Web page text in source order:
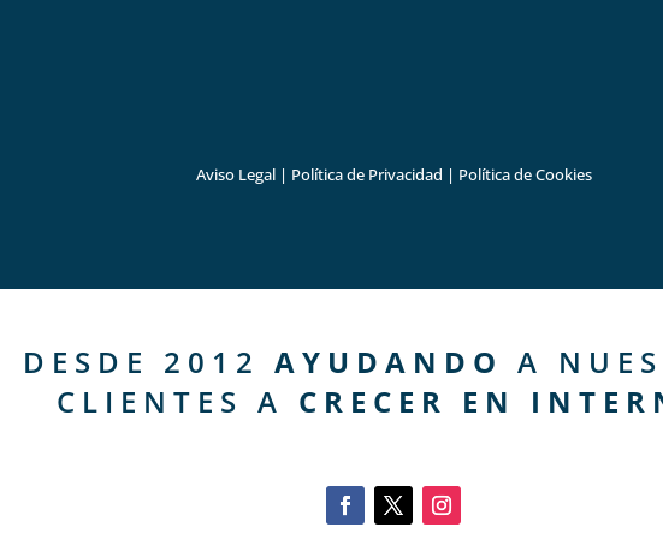
Aviso Legal| Política de Privacidad | Política de Cookies
DESDE 2012 AYUDANDO A
CLIENTES A CRECER EN